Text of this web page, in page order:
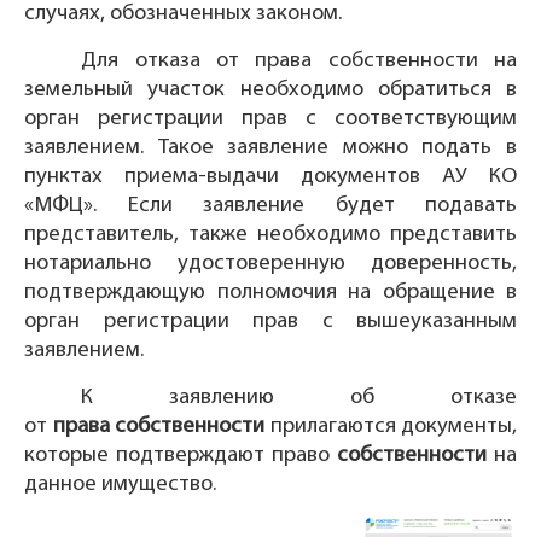
случаях, обозначенных законом.
Для отказа от права собственности на
земельный участок необходимо обратиться в
орган регистрации прав с соответствующим
заявлением. Такое заявление можно подать в
пунктах приема-выдачи документов АУ КО
«МФЦ». Если заявление будет подавать
представитель, также необходимо представить
нотариально удостоверенную доверенность,
подтверждающую полномочия на обращение в
орган регистрации прав с вышеуказанным
заявлением.
К заявлению об отказе
от права собственности прилагаются документы,
которые подтверждают право собственности на
данное имущество.